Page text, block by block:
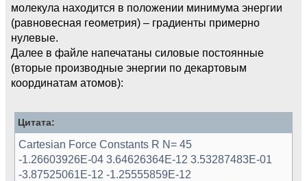
молекула находится в положении минимума энергии
(равновесная геометрия) – градиенты примерно
нулевые.
Далее в файле напечатаны силовые постоянные
(вторые производные энергии по декартовым
координатам атомов):
Цитата:
Cartesian Force Constants R N= 45
-1.26603926E-04 3.64626364E-12 3.53287483E-01
-3.87525061E-12 -1.25555859E-12